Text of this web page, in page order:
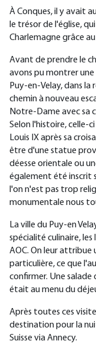
À Conques, il y avait
le trésor de l'église,
Charlemagne grâce au
Avant de prendre le
avons pu montrer
Puy-en-Velay, dans
chemin à nouveau
Notre-Dame avec sa
Selon l'histoire, celle-
Louis IX après sa
être d'une statue
déesse orientale ou
également été inscrit
l'on n'est pas trop
monumentale nous
La ville du Puy-en
spécialité culinaire,
AOC. On leur
particulière, ce que
confirmer. Une
était au menu du
Après toutes ces
destination pour la
Suisse via Annecy.